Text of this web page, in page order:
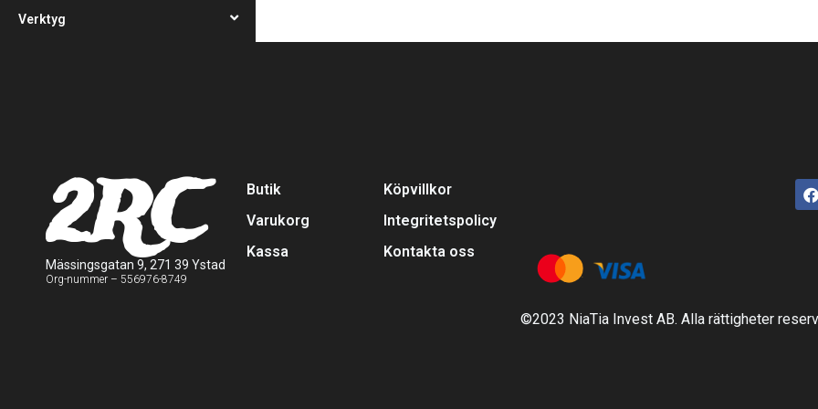
Verktyg
2RC
Mässingsgatan 9, 271 39 Ystad
Org-nummer – 556976-8749
Butik
Varukorg
Kassa
Köpvillkor
Integritetspolicy
Kontakta oss
©2023 NiaTia Invest AB. Alla rättigheter